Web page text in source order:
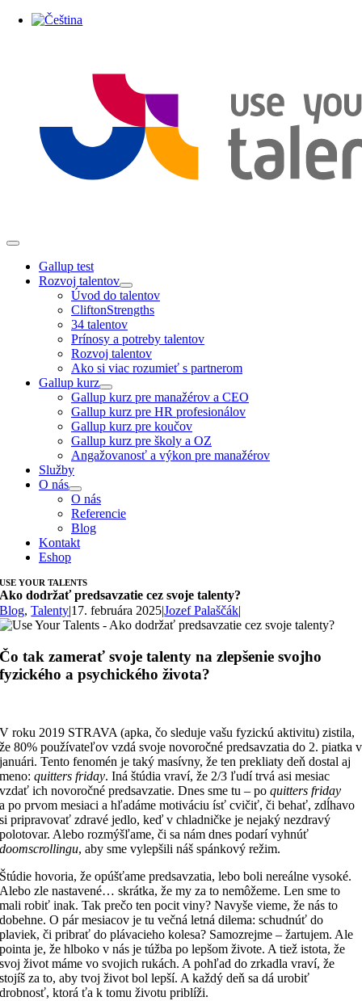
Skip
Toggle
NavigationGallup test
Rozvoj talentov
Úvod do talentov
CliftonStrengths
34 talentov
Prínosy a potreby talentov
Rozvoj talentov
Ako si viac rozumieť s partnerom
Gallup kurz
Gallup kurz pre manažérov a CEO
Gallup kurz pre HR profesionálov
Gallup kurz pre koučov
Gallup kurz pre školy a OZ
Angažovanosť a výkon pre manažérov
Služby
O nás
O nás
Referencie
Blog
Kontakt
Eshop
USE YOUR TALENTS
Ako dodržať predsavzatie cez svoje talenty?
Blog,Talenty|17. februára 2025|Jozef Palaščák|
Čo tak zamerať svoje talenty na zlepšenie svojho
fyzického a psychického života?
V roku 2019 STRAVA (apka, čo sleduje vašu fyzickú aktivitu) zistila,
že 80% používateľov vzdá svoje novoročné predsavzatia do 2. piatka v
januári. Tento fenomén je taký masívny, že ten prekliaty deň dostal aj
meno:quitters friday. Iná štúdia vraví, že 2/3 ľudí trvá asi mesiac
vzdať ich novoročné predsavzatie. Dnes sme tu – poquitters friday
a po prvom mesiaci a hľadáme motiváciu ísť cvičiť, či behať, zdĺhavo
si pripravovať zdravé jedlo, keď v chladničke je nejaký nezdravý
polotovar. Alebo rozmýšľame, či sa nám dnes podarí vyhnúť
doomscrollingu, aby sme vylepšili náš spánkový režim.
Štúdie hovoria, že opúšťame predsavzatia, lebo boli nereálne vysoké.
Alebo zle nastavené… skrátka, že my za to nemôžeme. Len sme to
mali robiť inak. Tak prečo ten pocit viny? Navyše vieme, že nás to
dobehne. O pár mesiacov je tu večná letná dilema: schudnúť do
plaviek, či pribrať do plávacieho kolesa? Samozrejme – žartujem. Ale
pointa je, že hlboko v nás je túžba po lepšom živote. A tiež istota, že
svoj život máme vo svojich rukách. A pohľad do zrkadla vraví, že
stojíš za to, aby tvoj život bol lepší. A každý deň sa dá urobiť
drobnosť, ktorá ťa k tomu životu priblíži.